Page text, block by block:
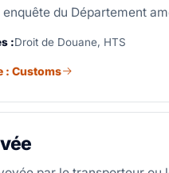
du Département
:Droit de Douane, HTS
: Customs